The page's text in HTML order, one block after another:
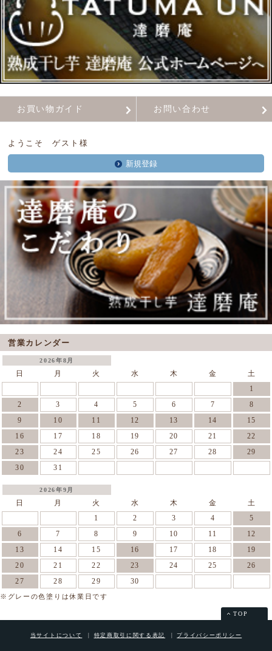
お買い物ガイド お問い合わせ
ようこそ ゲスト様
新規登録
営業カレンダー
2026年8月
日 月 火 水 木 金
土
1
2
3 4 5 6 7
8
9
10 11 12 13 14
15
16
17 18 19 20 21
22
23
24 25 26 27 28
29
30
31
2026年9月
日 月 火 水 木 金
土
1
2 3 4
5
6
7 8 9 10 11
12
13
14 15 16 17 18
19
20
21 22 23 24 25
26
27
28 29 30
※グレーの色塗りは休業日です
TOP
当サイトについて 特定商取引に関する表記 プライバシーポリシー